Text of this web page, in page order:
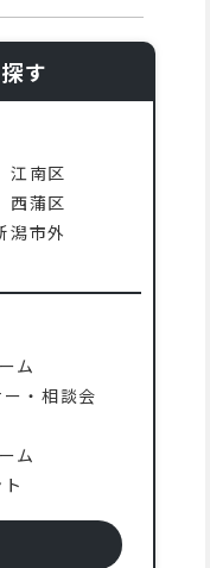
す
江南区
西蒲区
潟市外
ム
・相談会
ム